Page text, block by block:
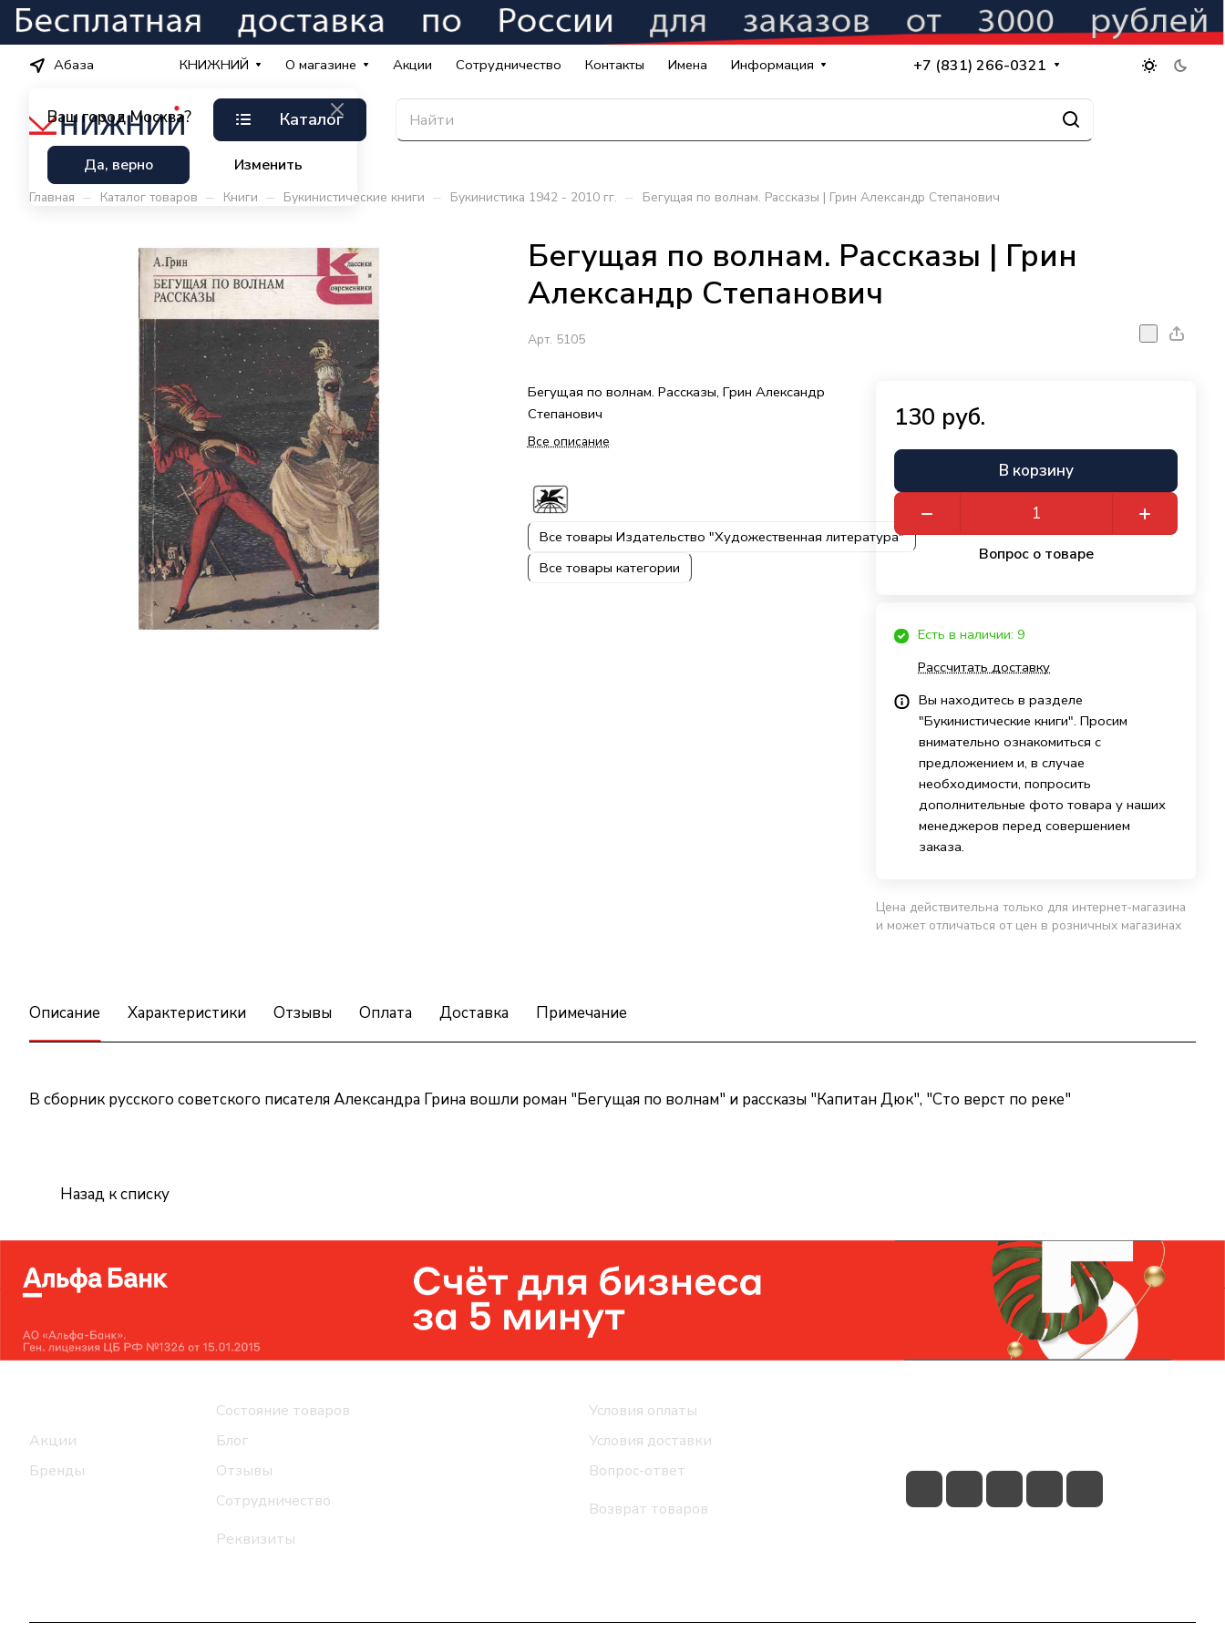
Абаза
Ваш город Москва?
Да, верно Изменить
КНИЖНИЙ О магазине Акции Сотрудничество Контакты Имена Информация +7 (831) 266-0321
Каталог
Главная – Каталог товаров – Книги – Букинистические книги – Букинистика 1942 - 2010 гг. – Бегущая по волнам. Рассказы | Грин Александр Степанович
Бегущая по волнам. Рассказы | Грин
Александр Степанович
Арт. 5105
Бегущая по волнам. Рассказы, Грин Александр
Степанович
Все описание
Все товары Издательство "Художественная литература"
Все товары категории
130 руб.
В корзину
Вопрос о товаре
Есть в наличии: 9
Рассчитать доставку
Вы находитесь в разделе
"Букинистические книги". Просим
внимательно ознакомиться с
предложением и, в случае
необходимости, попросить
дополнительные фото товара у наших
менеджеров перед совершением
заказа.
Цена действительна только для интернет-магазина
и может отличаться от цен в розничных магазинах
Описание Характеристики Отзывы Оплата Доставка Примечание
В сборник русского советского писателя Александра Грина вошли роман "Бегущая по волнам" и рассказы "Капитан Дюк", "Сто верст по реке"
Назад к списку
Акции
Бренды
Состояние товаров
Блог
Отзывы
Сотрудничество
Реквизиты
Условия оплаты
Условия доставки
Вопрос-ответ
Возврат товаров